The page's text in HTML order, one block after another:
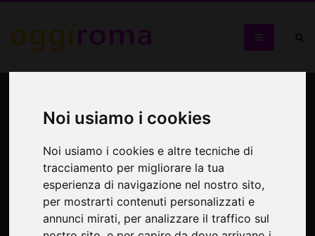
Noi usiamo i cookies
Noi usiamo i cookies e altre tecniche di
tracciamento per migliorare la tua
esperienza di navigazione nel nostro sito,
per mostrarti contenuti personalizzati e
annunci mirati, per analizzare il traffico sul
della Musica